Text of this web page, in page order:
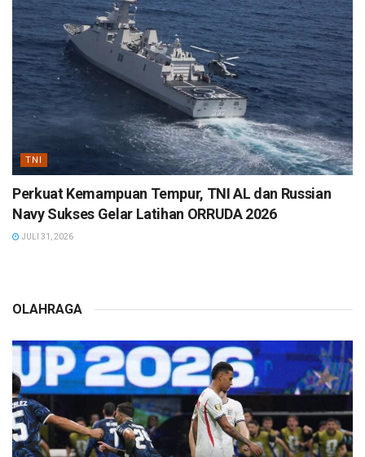
TNI
Perkuat Kemampuan Tempur, TNI AL dan Russian
Navy Sukses Gelar Latihan ORRUDA 2026
JULI 31, 2026
OLAHRAGA